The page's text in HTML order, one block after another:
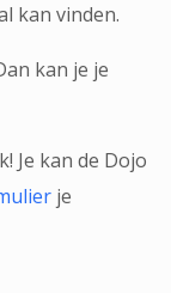
kan vinden.
kan je je
Je kan de Dojo
je